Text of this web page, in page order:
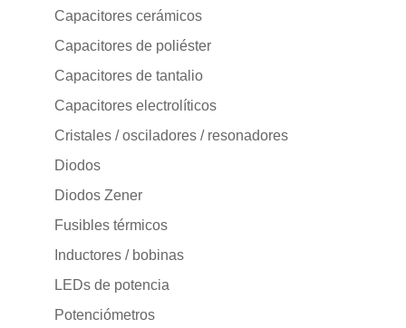
Capacitores cerámicos
Capacitores de poliéster
Capacitores de tantalio
Capacitores electrolíticos
Cristales / osciladores / resonadores
Diodos
Diodos Zener
Fusibles térmicos
Inductores / bobinas
LEDs de potencia
Potenciómetros